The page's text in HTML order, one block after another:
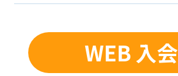
WEB 入会